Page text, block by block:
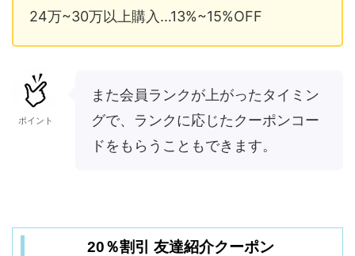
24万~30万以上購入…13%~15%OFF
ポイント
また会員ランクが上がったタイミン
グで、ランクに応じたクーポンコー
ドをもらうこともできます。
20％割引 友達紹介クーポン